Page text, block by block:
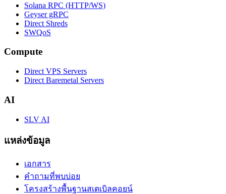
Solana RPC (HTTP/WS)
Geyser gRPC
Direct Shreds
SWQoS
Compute
Direct VPS Servers
Direct Baremetal Servers
AI
SLV AI
แหล่งข้อมูล
เอกสาร
คำถามที่พบบ่อย
โครงสร้างพื้นฐานสเตเบิลคอยน์